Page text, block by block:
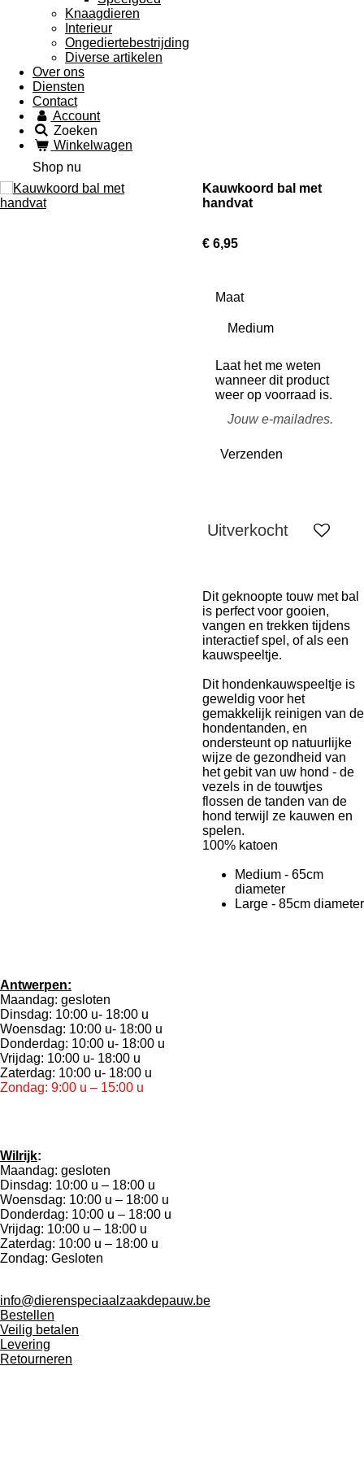
Knaagdieren
Interieur
Ongediertebestrijding
Diverse artikelen
Over ons
Diensten
Contact
Account
Zoeken
Winkelwagen
Shop nu
Kauwkoord bal met
handvat
€ 6,95
Maat
Laat het me weten
wanneer dit product
weer op voorraad is.
Verzenden
Uitverkocht
Dit geknoopte touw met bal
is perfect voor gooien,
vangen en trekken tijdens
interactief spel, of als een
kauwspeeltje.
Dit hondenkauwspeeltje is
geweldig voor het
gemakkelijk reinigen van de
hondentanden, en
ondersteunt op natuurlijke
wijze de gezondheid van
het gebit van uw hond - de
vezels in de touwtjes
flossen de tanden van de
hond terwijl ze kauwen en
spelen.
100% katoen
Medium - 65cm
diameter
Large - 85cm diameter
Antwerpen:
Maandag: gesloten
Dinsdag: 10:00 u- 18:00 u
Woensdag: 10:00 u- 18:00 u
Donderdag: 10:00 u- 18:00 u
Vrijdag: 10:00 u- 18:00 u
Zaterdag: 10:00 u- 18:00 u
Zondag: 9:00 u – 15:00 u
Wilrijk:
Maandag: gesloten
Dinsdag: 10:00 u – 18:00 u
Woensdag: 10:00 u – 18:00 u
Donderdag: 10:00 u – 18:00 u
Vrijdag: 10:00 u – 18:00 u
Zaterdag: 10:00 u – 18:00 u
Zondag: Gesloten
info@dierenspeciaalzaakdepauw.be
Bestellen
Veilig betalen
Levering
Retourneren